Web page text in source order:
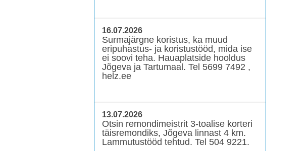
16.07.2026
Surmajärgne koristus, ka muud
eripuhastus- ja koristustööd, mida ise
ei soovi teha. Hauaplatside hooldus
Jõgeva ja Tartumaal. Tel 5699 7492 ,
helz.ee
13.07.2026
Otsin remondimeistrit 3-toalise korteri
täisremondiks, Jõgeva linnast 4 km.
Lammutustööd tehtud. Tel 504 9221.